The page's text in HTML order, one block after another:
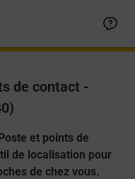
de contact -
et points de
de localisation pour
de chez vous.